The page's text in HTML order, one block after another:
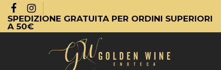
SPEDIZIONE GRATUITA PER ORDINI SUPERIORI
A 50€